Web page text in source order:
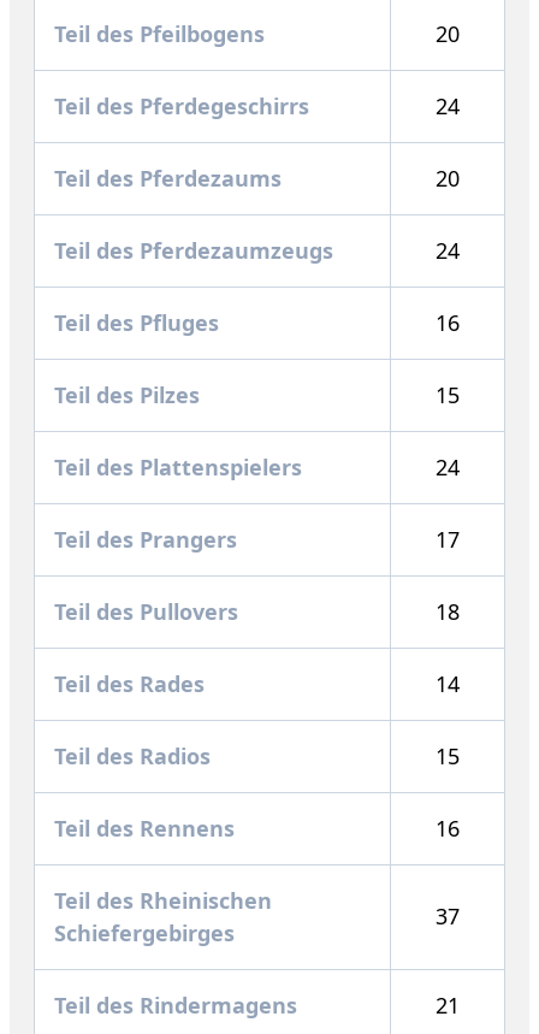
Teil des Pfeilbogens 20
Teil des Pferdegeschirrs 24
Teil des Pferdezaums 20
Teil des Pferdezaumzeugs 24
Teil des Pfluges 16
Teil des Pilzes 15
Teil des Plattenspielers 24
Teil des Prangers 17
Teil des Pullovers 18
Teil des Rades 14
Teil des Radios 15
Teil des Rennens 16
Teil des Rheinischen
Schiefergebirges
37
Teil des Rindermagens 21